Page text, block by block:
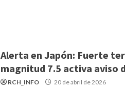
Alerta en Japón: Fuerte
magnitud 7.5 activa aviso
RCH_INFO 20 de abril de 2026